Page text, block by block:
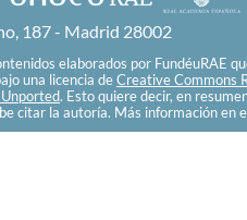
187 - Madrid 28002
elaborados por FundéuRAE
una licencia de Creative Commons
. Esto quiere decir, en
citar la autoría. Más información en